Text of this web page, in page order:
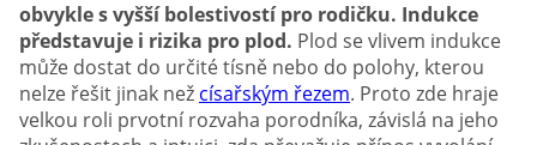
obvykle s vyšší bolestivostí pro rodičku. Indukce
představuje i rizika pro plod. Plod se vlivem indukce
může dostat do určité tísně nebo do polohy, kterou
nelze řešit jinak než císařským řezem. Proto zde hraje
velkou roli prvotní rozvaha porodníka, závislá na jeho